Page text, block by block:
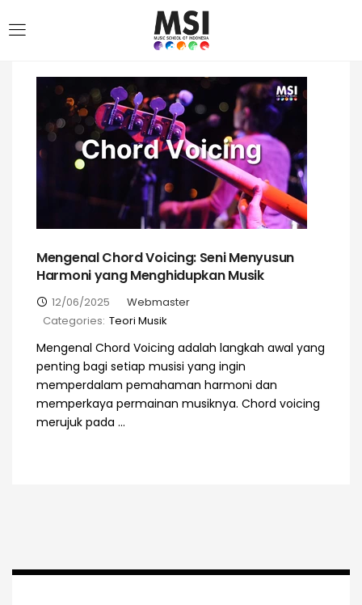
Mengenal Chord Voicing: Seni Menyusun
Harmoni yang Menghidupkan Musik
12/06/2025
Webmaster
Categories: Teori Musik
Mengenal Chord Voicing adalah langkah awal yang
penting bagi setiap musisi yang ingin
memperdalam pemahaman harmoni dan
memperkaya permainan musiknya. Chord voicing
merujuk pada ...